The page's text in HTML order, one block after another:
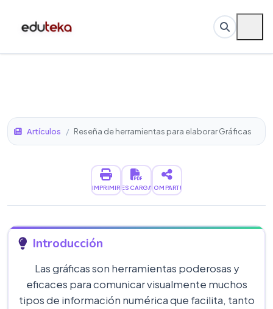
Artículos / Reseña de herramientas para elaborar Gráficas
IMPRIMIRDESCARGARCOMPARTIR
Introducción
Las gráficas son herramientas poderosas y
eficaces para comunicar visualmente muchos
tipos de información numérica que facilita, tanto